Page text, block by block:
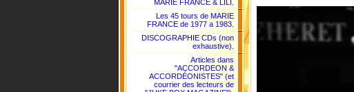
MARIE FRANCE & LILI.
Les 45 tours de MARIE
FRANCE de 1977 a 1983.
DISCOGRAPHIE CDs (non
exhaustive).
Articles dans
"ACCORDEON &
ACCORDÉONISTES" (et
courrier des lecteurs de